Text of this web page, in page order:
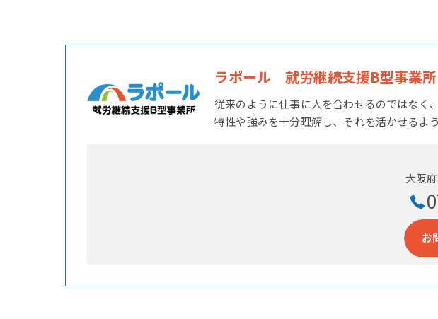
ラポール 就労継続支援B型事業所
従来のように仕事に人を合わせるのではなく
特性や強みを十分理解し、それを活かせるよ
大阪
お